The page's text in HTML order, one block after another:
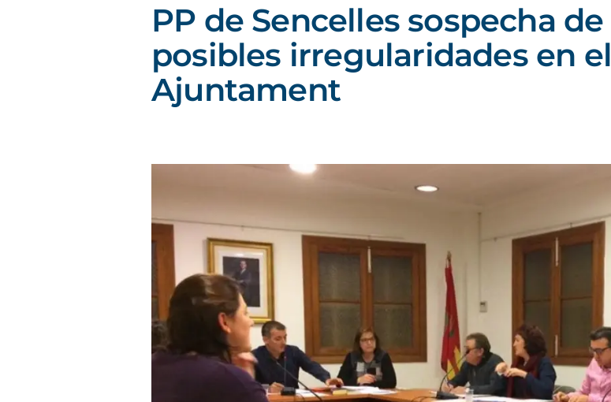
PP de Sencelles sospecha de
posibles irregularidades en el
Ajuntament